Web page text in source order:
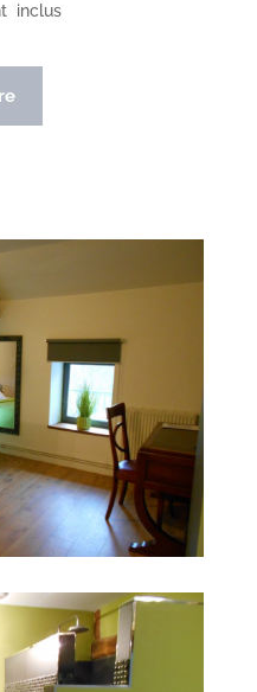
inclus